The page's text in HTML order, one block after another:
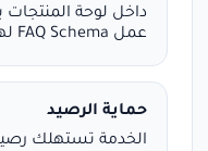
داخل لوحة المنتجات
عمل FAQ Schema لها والتي ما زالت بدون.
حماية الرصيد
الخدمة تستهلك